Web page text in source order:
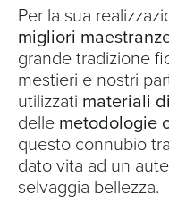
Per la sua
migliori
grande tradizione
mestieri e nostri
utilizzati materiali
delle metodologie
questo connubio
dato vita ad un
selvaggia bellezza.